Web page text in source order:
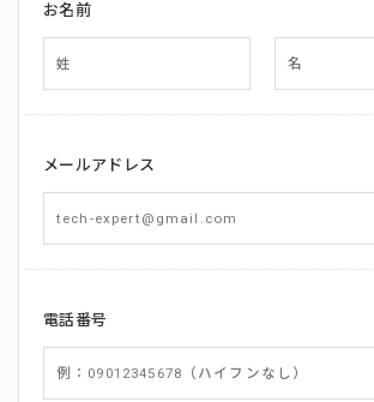
お名前
メールアドレス
電話番号